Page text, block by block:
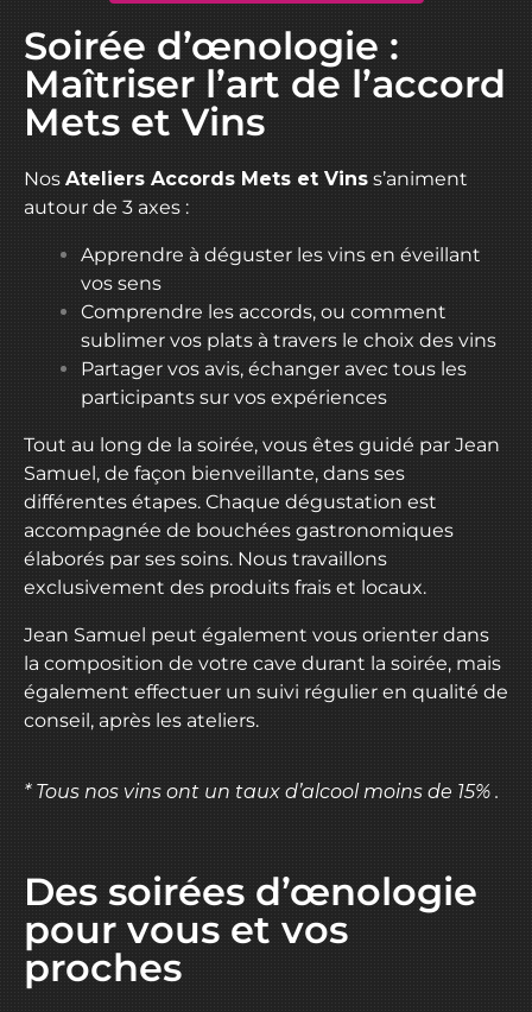
Soirée d’œnologie :
Maîtriser l’art de l’accord
Mets et Vins
Nos Ateliers Accords Mets et Vins s’animent
autour de 3 axes :
Apprendre à déguster les vins en éveillant
vos sens
Comprendre les accords, ou comment
sublimer vos plats à travers le choix des vins
Partager vos avis, échanger avec tous les
participants sur vos expériences
Tout au long de la soirée, vous êtes guidé par Jean
Samuel, de façon bienveillante, dans ses
différentes étapes. Chaque dégustation est
accompagnée de bouchées gastronomiques
élaborés par ses soins. Nous travaillons
exclusivement des produits frais et locaux.
Jean Samuel peut également vous orienter dans
la composition de votre cave durant la soirée, mais
également effectuer un suivi régulier en qualité de
conseil, après les ateliers.
* Tous nos vins ont un taux d’alcool moins de 15% .
Des soirées d’œnologie
pour vous et vos
proches